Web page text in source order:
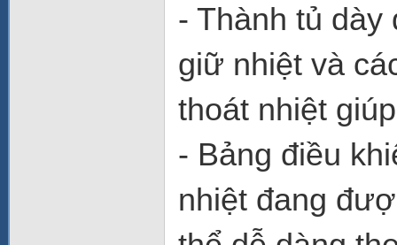
- Thành tủ
giữ nhiệt và
thoát nhiệt
- Bảng điều
nhiệt đang